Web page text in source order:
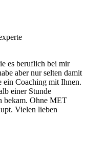
es beruflich bei mir
aber nur selten damit
ein Coaching mit Ihnen.
einer Stunde
bekam. Ohne MET
Vielen lieben